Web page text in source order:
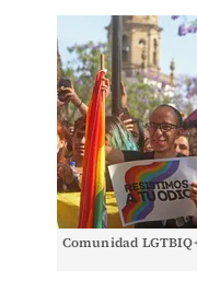
Comunidad